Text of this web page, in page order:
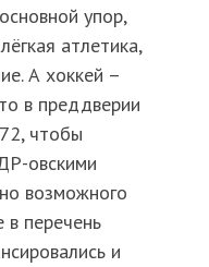
упор,
атлетика,
А хоккей –
в преддверии
чтобы
овскими
возможного
перечень
и